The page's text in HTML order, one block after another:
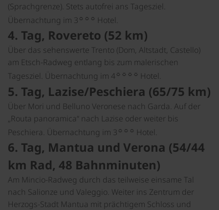
(Sprachgrenze). Stets autofrei ans Tagesziel.
Übernachtung im 3☼☼☼ Hotel.
4. Tag, Rovereto (52 km)
Über das sehenswerte Trento (Dom, Altstadt, Castello)
am Etsch-Radweg entlang bis zum malerischen
Tagesziel. Übernachtung im 4☼☼☼☼ Hotel.
5. Tag, Lazise/Peschiera (65/75 km)
Über Mori und Belluno Veronese nach Garda. Auf der
„Routa panoramica“ nach Lazise oder weiter bis
Peschiera. Übernachtung im 3☼☼☼ Hotel.
6. Tag, Mantua und Verona (54/44
km Rad, 48 Bahnminuten)
Am Mincio-Radweg durch das teilweise einsame Tal
nach Salionze und Valeggio. Weiter ins Zentrum der
Herzogs-Stadt Mantua mit prächtigem Schloss und